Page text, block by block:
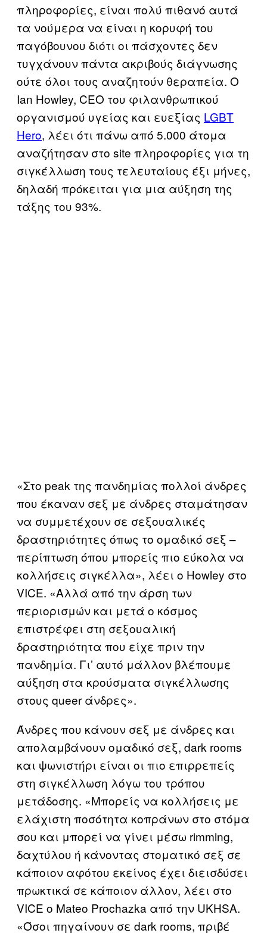
πληροφορίες, είναι πολύ πιθανό αυτά
τα νούμερα να είναι η κορυφή του
παγόβουνου διότι οι πάσχοντες δεν
τυγχάνουν πάντα ακριβούς διάγνωσης
ούτε όλοι τους αναζητούν θεραπεία. Ο
Ian Howley, CEO του φιλανθρωπικού
οργανισμού υγείας και ευεξίας LGBT
Hero, λέει ότι πάνω από 5.000 άτομα
αναζήτησαν στο site πληροφορίες για τη
σιγκέλλωση τους τελευταίους έξι μήνες,
δηλαδή πρόκειται για μια αύξηση της
τάξης του 93%.
«Στο peak της πανδημίας πολλοί άνδρες
που έκαναν σεξ με άνδρες σταμάτησαν
να συμμετέχουν σε σεξουαλικές
δραστηριότητες όπως το ομαδικό σεξ –
περίπτωση όπου μπορείς πιο εύκολα να
κολλήσεις σιγκέλλα», λέει ο Howley στο
VICE. «Αλλά από την άρση των
περιορισμών και μετά ο κόσμος
επιστρέφει στη σεξουαλική
δραστηριότητα που είχε πριν την
πανδημία. Γι’ αυτό μάλλον βλέπουμε
αύξηση στα κρούσματα σιγκέλλωσης
στους queer άνδρες».
Άνδρες που κάνουν σεξ με άνδρες και
απολαμβάνουν ομαδικό σεξ, dark rooms
και ψωνιστήρι είναι οι πιο επιρρεπείς
στη σιγκέλλωση λόγω του τρόπου
μετάδοσης. «Μπορείς να κολλήσεις με
ελάχιστη ποσότητα κοπράνων στο στόμα
σου και μπορεί να γίνει μέσω rimming,
δαχτύλου ή κάνοντας στοματικό σεξ σε
κάποιον αφότου εκείνος έχει διεισδύσει
πρωκτικά σε κάποιον άλλον, λέει στο
VICE ο Mateo Prochazka από την UKHSA.
«Όσοι πηγαίνουν σε dark rooms, πριβέ